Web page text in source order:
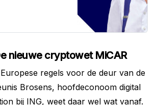
nieuwe cryptowet MiCAR
regels voor de deur van de
Brosens, hoofdeconoom digital
bij ING, weet daar wel wat vanaf.